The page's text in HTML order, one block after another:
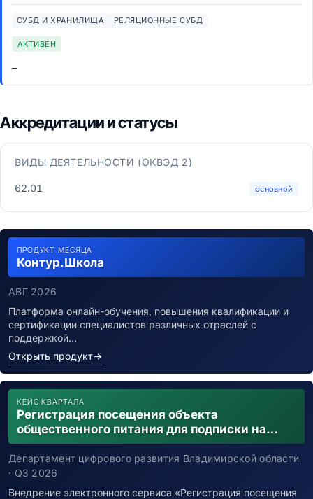
СУБД И ХРАНИЛИЩА РЕЛЯЦИОННЫЕ СУБД
АКТИВЕН
–
Аккредитации и статусы
ВИДЫ ДЕЯТЕЛЬНОСТИ (ОКВЭД 2)
62.01 основной
ПРОДУКТ МЕСЯЦА
Контур.Школа
АВГ 2026
Платформа онлайн-обучения, повышения квалификации и
сертификации специалистов различных отраслей с
поддержкой…
Открыть продукт→
КЕЙС КВАРТАЛА
Регистрация посещения объекта
общественного питания для подписки на
уведомления о возможном контакте с
заболевшим новой коронавирусной
инфекцией
Департамент цифрового развития Владимирской области
· Q3 2026
Внедрение электронного сервиса «Регистрация посещения